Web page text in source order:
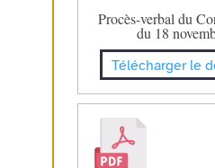
Procès-verbal du
du 18
Télécharger le